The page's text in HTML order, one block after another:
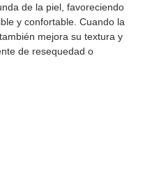
de la piel, favoreciendo
y confortable. Cuando la
mejora su textura y
de resequedad o